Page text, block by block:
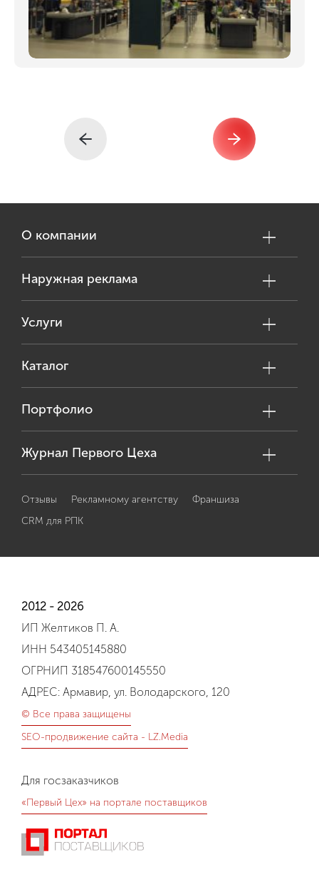
О компании
Наружная реклама
Услуги
Каталог
Портфолио
Журнал Первого Цеха
Отзывы Рекламному агентству
Франшиза
CRM для РПК
2012 - 2026
ИП Желтиков П. А.
ИНН 543405145880
ОГРНИП 318547600145550
АДРЕС: Армавир, ул. Володарского, 120
© Все права защищены
SEO-продвижение сайта - LZ.Media
Для госзаказчиков
«Первый Цех» на портале поставщиков